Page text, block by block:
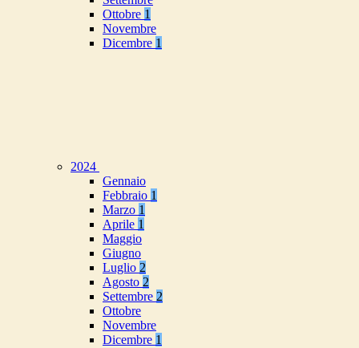
Ottobre 1
Novembre
Dicembre 1
2024
Gennaio
Febbraio 1
Marzo 1
Aprile 1
Maggio
Giugno
Luglio 2
Agosto 2
Settembre 2
Ottobre
Novembre
Dicembre 1